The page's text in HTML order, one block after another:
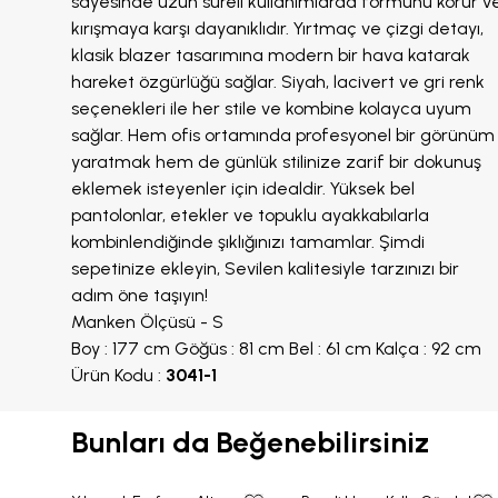
kırışmaya karşı dayanıklıdır. Yırtmaç ve çizgi detayı,
klasik blazer tasarımına modern bir hava katarak
hareket özgürlüğü sağlar. Siyah, lacivert ve gri renk
seçenekleri ile her stile ve kombine kolayca uyum
sağlar. Hem ofis ortamında profesyonel bir görünüm
yaratmak hem de günlük stilinize zarif bir dokunuş
eklemek isteyenler için idealdir. Yüksek bel
pantolonlar, etekler ve topuklu ayakkabılarla
kombinlendiğinde şıklığınızı tamamlar. Şimdi
sepetinize ekleyin, Sevilen kalitesiyle tarzınızı bir
adım öne taşıyın!
Manken Ölçüsü - S
Boy : 177 cm Göğüs : 81 cm Bel : 61 cm Kalça : 92 cm
Ürün Kodu : 3041-1
Bunları da Beğenebilirsiniz